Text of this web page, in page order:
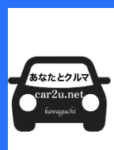
ツ
へ
ス
キ